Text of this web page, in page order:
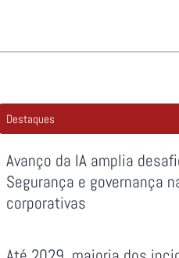
Destaques
Avanço da IA amplia
Segurança e governança
corporativas